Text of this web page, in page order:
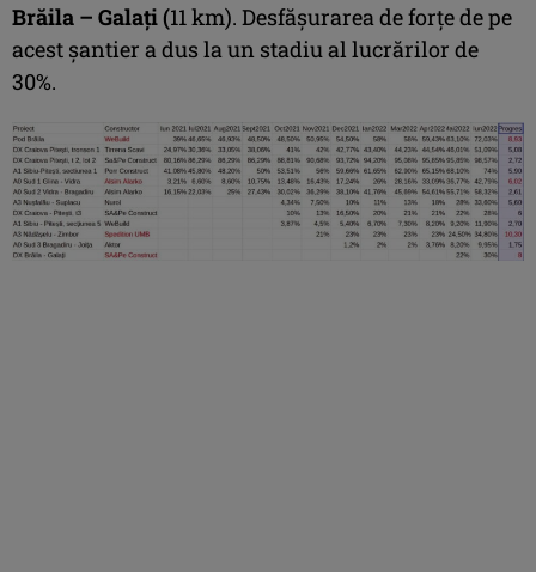
Brăila – Galați (11 km). Desfășurarea de forțe de pe
acest șantier a dus la un stadiu al lucrărilor de
30%.